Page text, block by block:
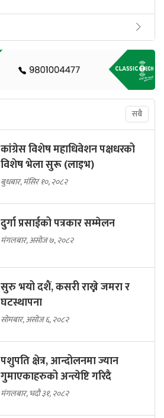
सबै
कांग्रेस विशेष महाधिवेशन पक्षधरको
विशेष भेला सुरू (लाइभ)
बुधबार, मंसिर १०, २०८२
दुर्गा प्रसाईको पत्रकार सम्मेलन
मंगलबार, असोज ७, २०८२
सुरु भयो दशैं, कसरी राख्ने जमरा र
घटस्थापना
सोमबार, असोज ६, २०८२
पशुपति क्षेत्र, आन्दोलनमा ज्यान
गुमाएकाहरुको अन्त्येष्टि गरिदै
मंगलबार, भदौ ३१, २०८२